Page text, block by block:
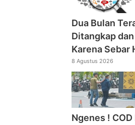
Dua Bulan
Ditangkap
Karena Sebar
8 Agustus 2026
Ngenes !